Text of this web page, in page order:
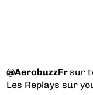
@AerobuzzFrsur
Les Replays sur